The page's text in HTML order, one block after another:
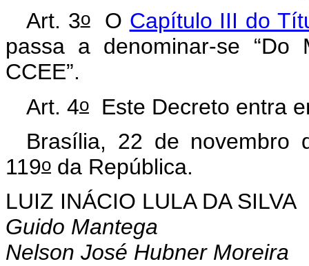
Art. 3oO Capítulo III do
passa a denominar-se
CCEE”.
Art. 4o Este Decreto entra
Brasília, 22 de novembro
119o da República.
LUIZ INÁCIO LULA DA SILVA
Guido Mantega
Nelson José Hubner Moreira